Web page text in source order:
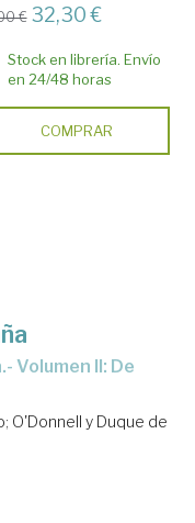
€ 32,30 €
Stock en librería. Envío
en 24/48 horas
COMPRAR
; O'Donnell y Duque de